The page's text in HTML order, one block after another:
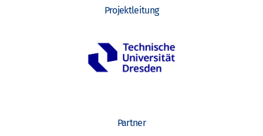
Projektleitung
Partner